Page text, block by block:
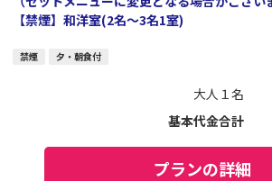
【禁煙】和洋室(2名～3名1室)
禁煙 夕・朝食付
大人１名
基本代金合計
プランの詳細